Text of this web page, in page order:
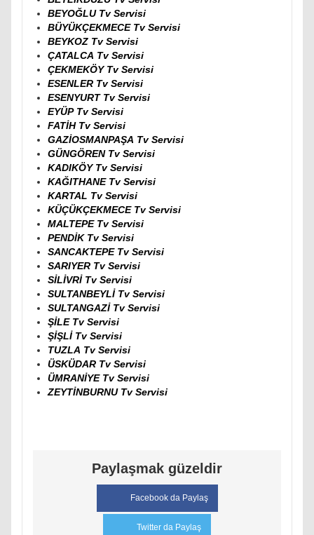
BEYOĞLU Tv Servisi
BÜYÜKÇEKMECE Tv Servisi
BEYKOZ Tv Servisi
ÇATALCA Tv Servisi
ÇEKMEKÖY Tv Servisi
ESENLER Tv Servisi
ESENYURT Tv Servisi
EYÜP Tv Servisi
FATİH Tv Servisi
GAZİOSMANPAŞA Tv Servisi
GÜNGÖREN Tv Servisi
KADIKÖY Tv Servisi
KAĞITHANE Tv Servisi
KARTAL Tv Servisi
KÜÇÜKÇEKMECE Tv Servisi
MALTEPE Tv Servisi
PENDİK Tv Servisi
SANCAKTEPE Tv Servisi
SARIYER Tv Servisi
SİLİVRİ Tv Servisi
SULTANBEYLİ Tv Servisi
SULTANGAZİ Tv Servisi
ŞİLE Tv Servisi
ŞİŞLİ Tv Servisi
TUZLA Tv Servisi
ÜSKÜDAR Tv Servisi
ÜMRANİYE Tv Servisi
ZEYTİNBURNU Tv Servisi
Paylaşmak güzeldir
Facebook da Paylaş
Twitter da Paylaş